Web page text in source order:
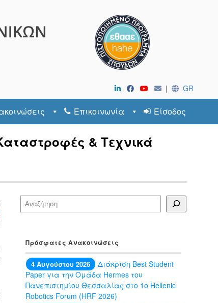
| GR
Επικοινωνία Είσοδος
& Τεχνικά
Αναζήτηση
Πρόσφατες Ανακοινώσεις
4 Αυγούστου 2026
Διάκριση Best Student
Paper για την Ομάδα Hermes του
Πανεπιστημίου Θεσσαλίας στο 1ο Hellenic
Robotics Forum (HRF 2026)